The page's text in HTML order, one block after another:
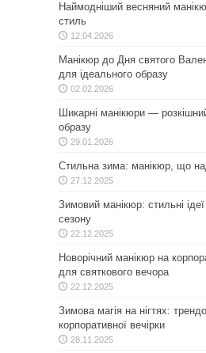
Наймодніший весняний
стиль
12.04.2026
Манікюр до Дня святого
для ідеального образу
02.02.2026
Шикарні манікюри —
образу
29.01.2026
Стильна зима: манікюр, що
27.12.2025
Зимовий манікюр: стильні
сезону
22.12.2025
Новорічний манікюр на
для святкового вечора
22.12.2025
Зимова магія на нігтях:
корпоративної вечірки
28.11.2025